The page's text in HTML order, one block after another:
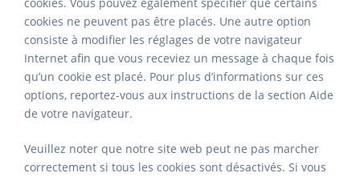
cookies ne peuvent pas être placés. Une autre option
consiste à modifier les réglages de votre navigateur
Internet afin que vous receviez un message à chaque fois
qu’un cookie est placé. Pour plus d’informations sur ces
options, reportez-vous aux instructions de la section Aide
de votre navigateur.
Veuillez noter que notre site web peut ne pas marcher
correctement si tous les cookies sont désactivés. Si vous